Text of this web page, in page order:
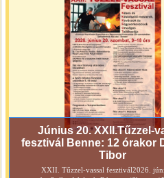
Június 20. XXII.Tűzzel-
fesztivál Benne: 12 órakor
Tibor
XXII. Tűzzel-vassal fesztivál2026.